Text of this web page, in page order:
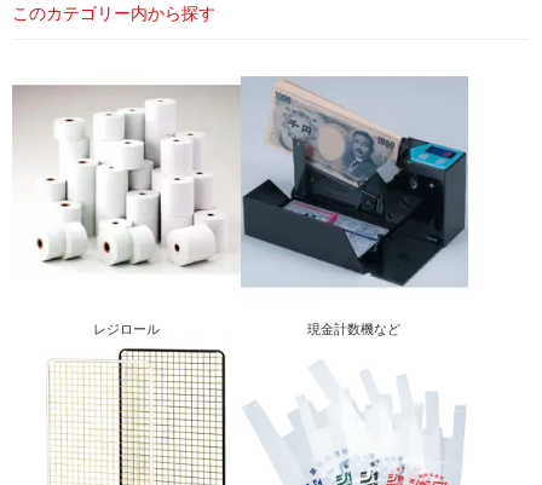
見積書
このカテゴリー内から探す
レジロール 現金計数機など